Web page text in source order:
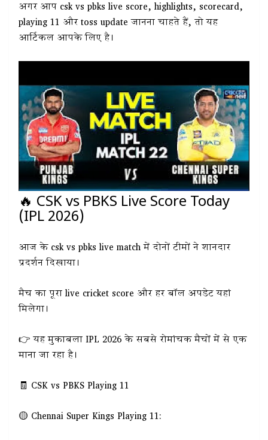
अगर आप csk vs pbks live score, highlights, scorecard,
playing 11 और toss update जानना चाहते हैं, तो यह
आर्टिकल आपके लिए है।
🔥 CSK vs PBKS Live Score Today
(IPL 2026)
आज के csk vs pbks live match में दोनों टीमों ने शानदार
प्रदर्शन दिखाया।
मैच का पूरा live cricket score और हर बॉल अपडेट यहां
मिलेगा।
👉 यह मुकाबला IPL 2026 के सबसे रोमांचक मैचों में से एक
माना जा रहा है।
🧾 CSK vs PBKS Playing 11
🟡 Chennai Super Kings Playing 11: